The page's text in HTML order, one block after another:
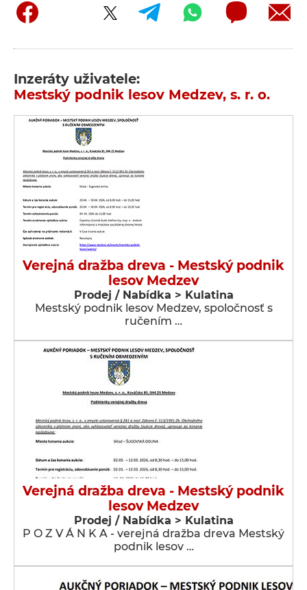
Inzeráty uživatele:
Mestský podnik lesov Medzev, s. r. o.
Verejná dražba dreva - Mestský podnik
lesov Medzev
Prodej / Nabídka > Kulatina
Mestský podnik lesov Medzev, spoločnosť s
ručením …
Verejná dražba dreva - Mestský podnik
lesov Medzev
Prodej / Nabídka > Kulatina
P O Z V Á N K A - verejná dražba dreva Mestský
podnik lesov …